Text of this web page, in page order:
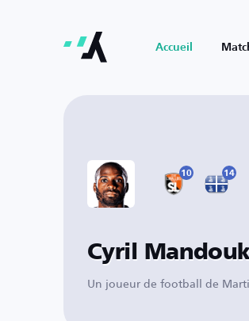
Accueil
10 14
Cyril
Un joueur de football de